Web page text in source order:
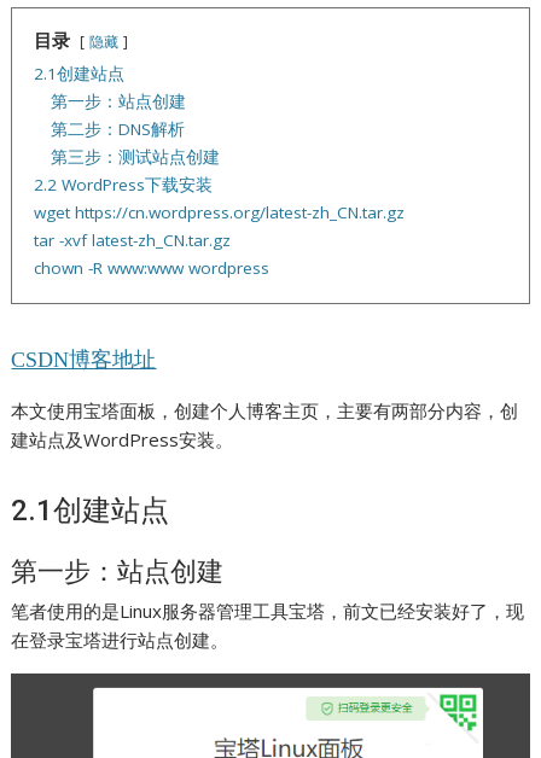
目录 隐藏
2.1创建站点
第一步：站点创建
第二步：DNS解析
第三步：测试站点创建
2.2 WordPress下载安装
wget https://cn.wordpress.org/latest-zh_CN.tar.gz
tar -xvf latest-zh_CN.tar.gz
chown -R www:www wordpress
CSDN博客地址
本文使用宝塔面板，创建个人博客主页，主要有两部分内容，创
建站点及WordPress安装。
2.1创建站点
第一步：站点创建
笔者使用的是Linux服务器管理工具宝塔，前文已经安装好了，现
在登录宝塔进行站点创建。